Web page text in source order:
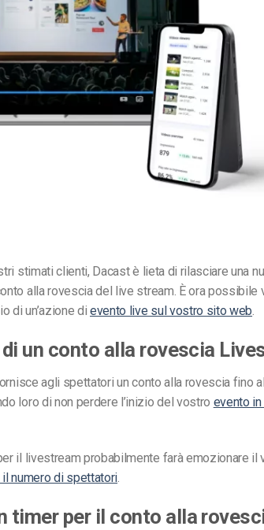
Video
stimati clienti, Dacast è lieta di rilasciare una
alla rovescia del live stream. È ora possibile
di un’azione di evento live sul vostro sito web.
un conto alla rovescia
agli spettatori un conto alla rovescia fino
loro di non perdere l’inizio del vostro evento
il livestream probabilmente farà emozionare il
il numero di spettatori.
timer per il conto alla